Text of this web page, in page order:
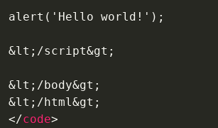
alert('Hello world!');
&lt; /script&gt;
&lt; /body&gt;
&lt; /html &gt;
</code>